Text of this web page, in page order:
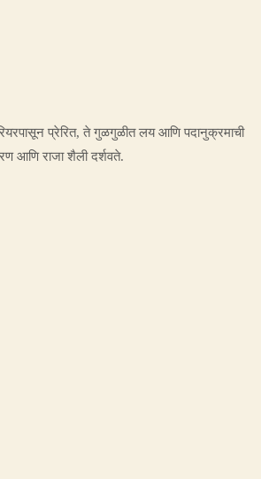
प्रेरित, ते गुळगुळीत लय आणि पदानुक्रमाची
आणि राजा शैली दर्शवते.